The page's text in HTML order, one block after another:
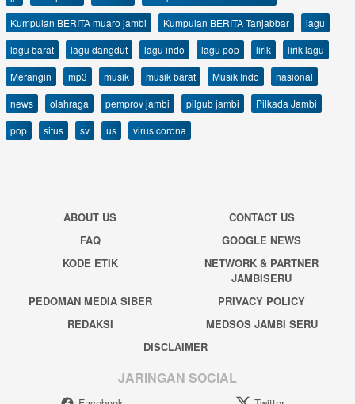
Kumpulan BERITA muaro jambi
Kumpulan BERITA Tanjabbar
lagu
lagu barat
lagu dangdut lagu indo lagu pop lirik
lirik lagu
Merangin
mp3 musik musik barat Musik Indo
nasional
news
olahraga pemprov jambi pilgub jambi
Pilkada Jambi
pop
situs sv us virus corona
ABOUT US
CONTACT US
FAQ
GOOGLE NEWS
KODE ETIK
NETWORK & PARTNER
JAMBISERU
PEDOMAN MEDIA SIBER
PRIVACY POLICY
REDAKSI
MEDSOS JAMBI SERU
DISCLAIMER
JARINGAN SOCIAL